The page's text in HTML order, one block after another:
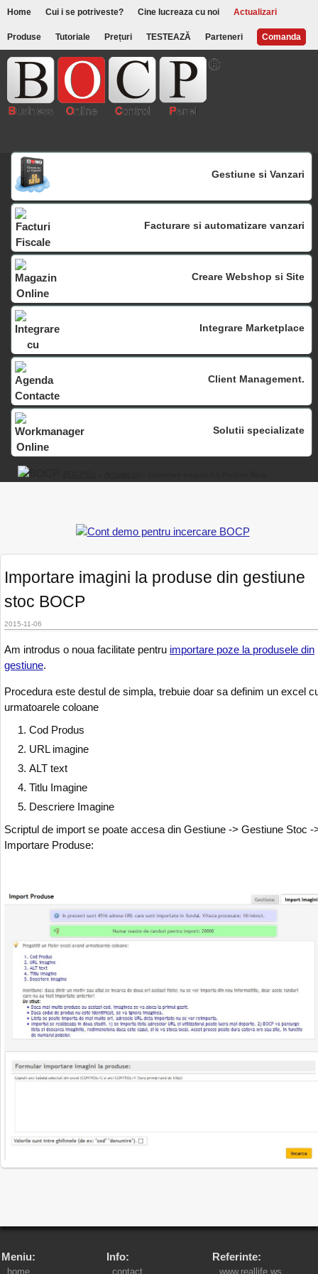
Home Cui i se potriveste? Cine lucreaza cu noi Actualizari
Produse Tutoriale Prețuri TESTEAZĂ Parteneri Comanda
Gestiune si Vanzari
Facturare si automatizare vanzari
Creare Webshop si Site
Integrare Marketplace
Client Management.
Solutii specializate
Importare imagini la produse din gestiune
stoc BOCP
2015-11-06
Am introdus o noua facilitate pentru importare poze la produsele din
gestiune.
Procedura este destul de simpla, trebuie doar sa definim un excel
urmatoarele coloane
Cod Produs
URL imagine
ALT text
Titlu Imagine
Descriere Imagine
Scriptul de import se poate accesa din Gestiune -> Gestiune Stoc -
Importare Produse:
Meniu:
home
Info:
contact
Referinte:
www.reallife.ws